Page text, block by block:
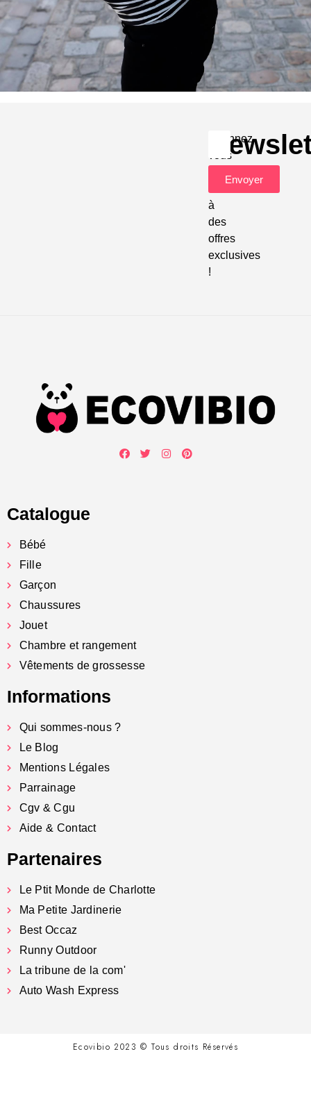
Abonnez-
vous
accéder
à
des
offres
exclusives
!
Envoyer
Catalogue
Bébé
Fille
Garçon
Chaussures
Jouet
Chambre et rangement
Vêtements de grossesse
Informations
Qui sommes-nous ?
Le Blog
Mentions Légales
Parrainage
Cgv & Cgu
Aide & Contact
Partenaires
Le Ptit Monde de Charlotte
Ma Petite Jardinerie
Best Occaz
Runny Outdoor
La tribune de la com'
Auto Wash Express
Ecovibio 2023 © Tous droits Réservés